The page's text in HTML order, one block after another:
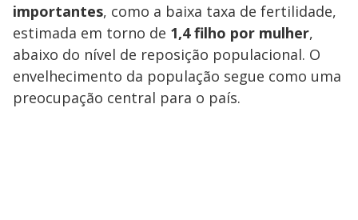
importantes, como a baixa taxa de fertilidade,
estimada em torno de 1,4 filho por mulher,
abaixo do nível de reposição populacional. O
envelhecimento da população segue como uma
preocupação central para o país.